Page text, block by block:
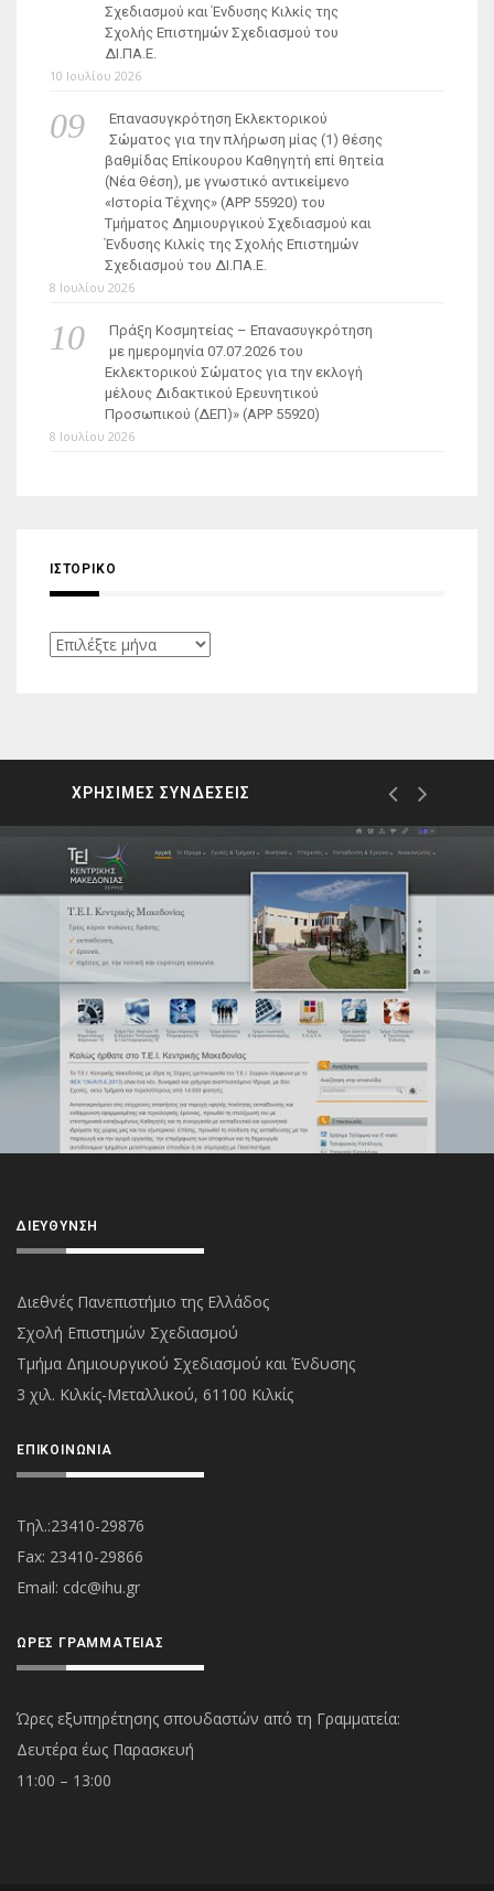
Σχεδιασμού και Ένδυσης Κιλκίς της
Σχολής Επιστημών Σχεδιασμού του
ΔΙ.ΠΑ.Ε.
10 Ιουλίου 2026
Επανασυγκρότηση Εκλεκτορικού
Σώματος για την πλήρωση μίας (1) θέσης
βαθμίδας Επίκουρου Καθηγητή επί θητεία
(Νέα Θέση), με γνωστικό αντικείμενο
«Ιστορία Τέχνης» (ΑΡΡ 55920) του
Τμήματος Δημιουργικού Σχεδιασμού και
Ένδυσης Κιλκίς της Σχολής Επιστημών
Σχεδιασμού του ΔΙ.ΠΑ.Ε.
8 Ιουλίου 2026
Πράξη Κοσμητείας – Επανασυγκρότηση
με ημερομηνία 07.07.2026 του
Εκλεκτορικού Σώματος για την εκλογή
μέλους Διδακτικού Ερευνητικού
Προσωπικού (ΔΕΠ)» (APP 55920)
8 Ιουλίου 2026
ΙΣΤΟΡΙΚΌ
Ιστορικό
ΧΡΗΣΙΜΕΣ ΣΥΝΔΕΣΕΙΣ
ΔΙΕΎΘΥΝΣΗ
Διεθνές Πανεπιστήμιο της Ελλάδος
Σχολή Επιστημών Σχεδιασμού
Τμήμα Δημιουργικού Σχεδιασμού και Ένδυσης
3 χιλ. Κιλκίς-Μεταλλικού, 61100 Κιλκίς
ΕΠΙΚΟΙΝΩΝΊΑ
Τηλ.:23410-29876
Fax: 23410-29866
Εmail: cdc@ihu.gr
ΏΡΕΣ ΓΡΑΜΜΑΤΕΊΑΣ
Ώρες εξυπηρέτησης σπουδαστών από τη Γραμματεία:
Δευτέρα έως Παρασκευή
11:00 – 13:00